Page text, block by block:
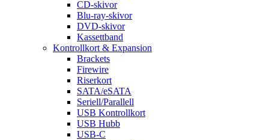
CD-skivor
Blu-ray-skivor
DVD-skivor
Kassettband
Kontrollkort & Expansion
Brackets
Firewire
Riserkort
SATA/eSATA
Seriell/Parallell
USB Kontrollkort
USB Hubb
USB-C